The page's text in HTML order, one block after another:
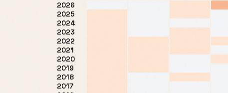
2026
2025
2024
2023
2022
2021
2020
2019
2018
2017